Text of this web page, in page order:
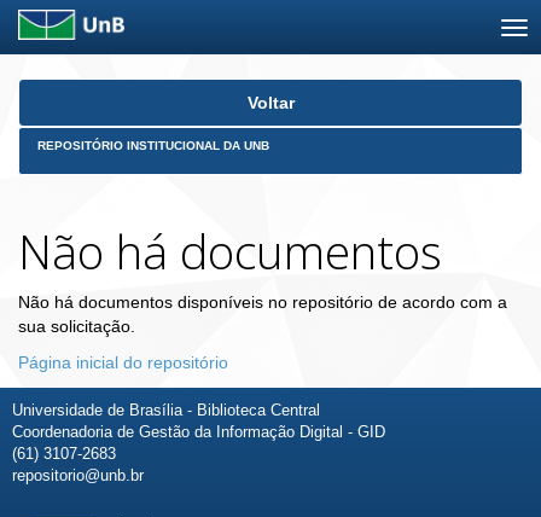
Skip
Voltar
REPOSITÓRIO INSTITUCIONAL DA UNB
Não há documentos
Não há documentos disponíveis no repositório de acordo com a
sua solicitação.
Página inicial do repositório
Universidade de Brasília - Biblioteca Central
Coordenadoria de Gestão da Informação Digital - GID
(61) 3107-2683
repositorio@unb.br